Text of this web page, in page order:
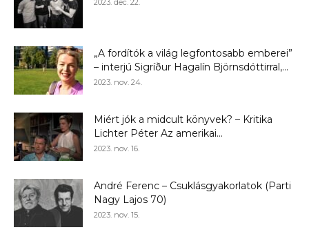
2023. dec. 22.
„A fordítók a világ legfontosabb emberei”
– interjú Sigríður Hagalín Björnsdóttirral,...
2023. nov. 24.
Miért jók a midcult könyvek? – Kritika
Lichter Péter Az amerikai...
2023. nov. 16.
André Ferenc – Csuklásgyakorlatok (Parti
Nagy Lajos 70)
2023. nov. 15.